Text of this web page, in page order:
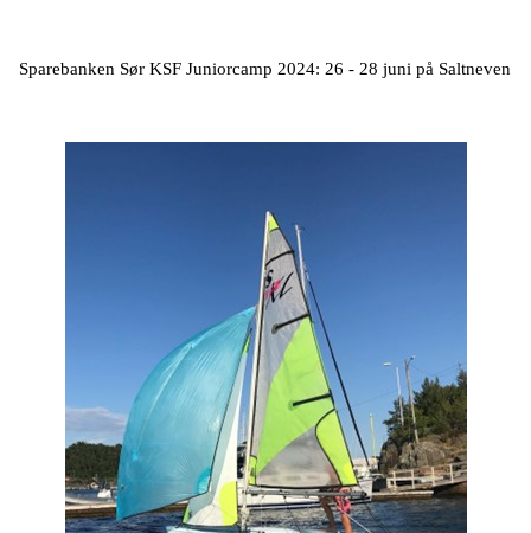
Sparebanken Sør KSF Juniorcamp 2024: 26 - 28 juni på Saltneven